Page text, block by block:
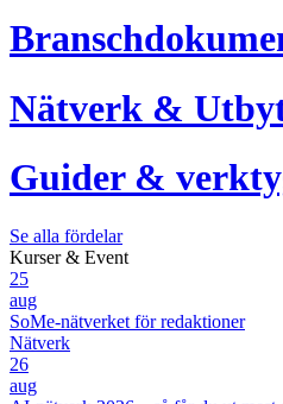
Nätverk &
Guider &
Se alla fördelar
Kurser & Event
25
aug
SoMe-nätverket för redaktioner
Nätverk
26
aug